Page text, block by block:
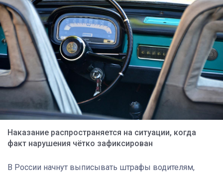
Наказание распространяется на ситуации, когда
факт нарушения чётко зафиксирован
В России начнут выписывать штрафы водителям,